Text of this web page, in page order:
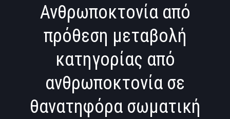
Ανθρωποκτονία από
πρόθεση μεταβολή
κατηγορίας από
ανθρωποκτονία σε
θανατηφόρα σωματική